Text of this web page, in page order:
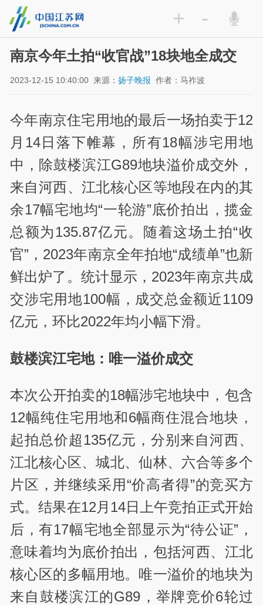
+ -
南京今年土拍“收官战”18块地全成交
2023-12-15 10:40:00 来源：扬子晚报 作者：马祚波
今年南京住宅用地的最后一场拍卖于12
月14日落下帷幕，所有18幅涉宅用地
中，除鼓楼滨江G89地块溢价成交外，
来自河西、江北核心区等地段在内的其
余17幅宅地均“一轮游”底价拍出，揽金
总额为135.87亿元。随着这场土拍“收
官”，2023年南京全年拍地“成绩单”也新
鲜出炉了。统计显示，2023年南京共成
交涉宅用地100幅，成交总金额近1109
亿元，环比2022年均小幅下滑。
鼓楼滨江宅地：唯一溢价成交
本次公开拍卖的18幅涉宅地块中，包含
12幅纯住宅用地和6幅商住混合地块，
起拍总价超135亿元，分别来自河西、
江北核心区、城北、仙林、六合等多个
片区，并继续采用“价高者得”的竞买方
式。结果在12月14日上午竞拍正式开始
后，有17幅宅地全部显示为“待公证”，
意味着均为底价拍出，包括河西、江北
核心区的多幅用地。唯一溢价的地块为
来自鼓楼滨江的G89，举牌竞价6轮过